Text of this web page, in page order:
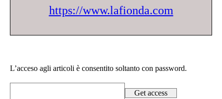
https://www.lafionda.com
L’acceso agli articoli è consentito soltanto con password.